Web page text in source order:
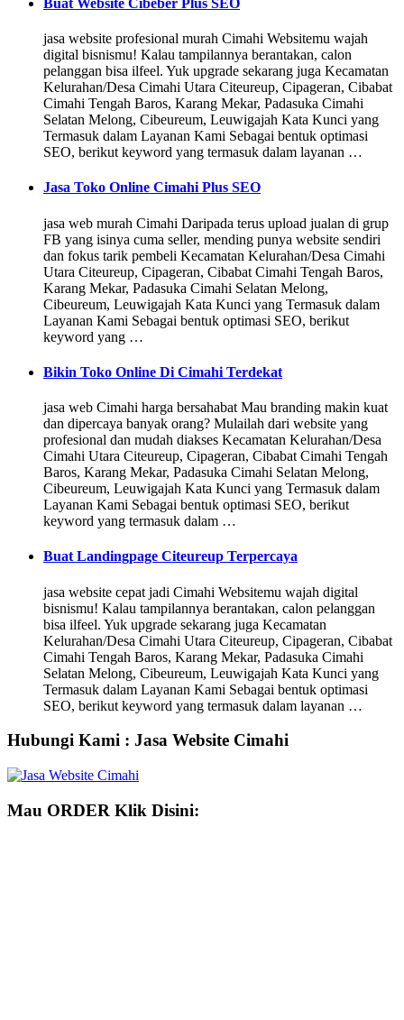
jasa website profesional murah Cimahi Websitemu wajah
digital bisnismu! Kalau tampilannya berantakan, calon
pelanggan bisa ilfeel. Yuk upgrade sekarang juga Kecamatan
Kelurahan/Desa Cimahi Utara Citeureup, Cipageran, Cibabat
Cimahi Tengah Baros, Karang Mekar, Padasuka Cimahi
Selatan Melong, Cibeureum, Leuwigajah Kata Kunci yang
Termasuk dalam Layanan Kami Sebagai bentuk optimasi
SEO, berikut keyword yang termasuk dalam layanan …
Jasa Toko Online Cimahi Plus SEO
jasa web murah Cimahi Daripada terus upload jualan di grup
FB yang isinya cuma seller, mending punya website sendiri
dan fokus tarik pembeli Kecamatan Kelurahan/Desa Cimahi
Utara Citeureup, Cipageran, Cibabat Cimahi Tengah Baros,
Karang Mekar, Padasuka Cimahi Selatan Melong,
Cibeureum, Leuwigajah Kata Kunci yang Termasuk dalam
Layanan Kami Sebagai bentuk optimasi SEO, berikut
keyword yang …
Bikin Toko Online Di Cimahi Terdekat
jasa web Cimahi harga bersahabat Mau branding makin kuat
dan dipercaya banyak orang? Mulailah dari website yang
profesional dan mudah diakses Kecamatan Kelurahan/Desa
Cimahi Utara Citeureup, Cipageran, Cibabat Cimahi Tengah
Baros, Karang Mekar, Padasuka Cimahi Selatan Melong,
Cibeureum, Leuwigajah Kata Kunci yang Termasuk dalam
Layanan Kami Sebagai bentuk optimasi SEO, berikut
keyword yang termasuk dalam …
Buat Landingpage Citeureup Terpercaya
jasa website cepat jadi Cimahi Websitemu wajah digital
bisnismu! Kalau tampilannya berantakan, calon pelanggan
bisa ilfeel. Yuk upgrade sekarang juga Kecamatan
Kelurahan/Desa Cimahi Utara Citeureup, Cipageran, Cibabat
Cimahi Tengah Baros, Karang Mekar, Padasuka Cimahi
Selatan Melong, Cibeureum, Leuwigajah Kata Kunci yang
Termasuk dalam Layanan Kami Sebagai bentuk optimasi
SEO, berikut keyword yang termasuk dalam layanan …
Hubungi Kami : Jasa Website Cimahi
Mau ORDER Klik Disini: